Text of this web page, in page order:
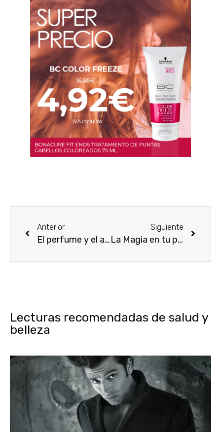
Anterior
El perfume y el amor, siempre de la mano
Siguiente
La Magia en tu pelo, de Oro Fluido
Lecturas recomendadas de salud y
belleza